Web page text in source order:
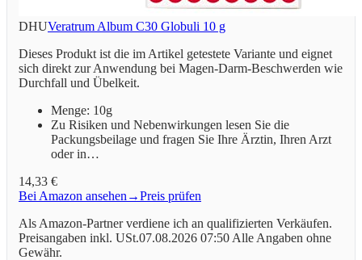
DHUVeratrum Album C30 Globuli 10 g
Dieses Produkt ist die im Artikel getestete Variante und eignet
sich direkt zur Anwendung bei Magen-Darm-Beschwerden wie
Durchfall und Übelkeit.
Menge: 10g
Zu Risiken und Nebenwirkungen lesen Sie die
Packungsbeilage und fragen Sie Ihre Ärztin, Ihren Arzt
oder in…
14,33 €
Bei Amazon ansehen →Preis prüfen
Als Amazon-Partner verdiene ich an qualifizierten Verkäufen.
Preisangaben inkl. USt.07.08.2026 07:50 Alle Angaben ohne
Gewähr.